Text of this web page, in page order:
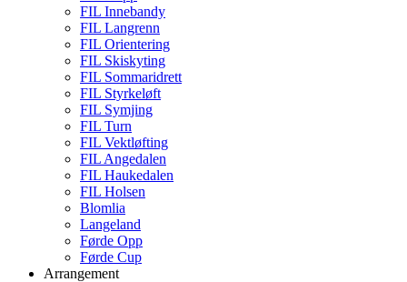
FIL Innebandy
FIL Langrenn
FIL Orientering
FIL Skiskyting
FIL Sommaridrett
FIL Styrkeløft
FIL Symjing
FIL Turn
FIL Vektløfting
FIL Angedalen
FIL Haukedalen
FIL Holsen
Blomlia
Langeland
Førde Opp
Førde Cup
Arrangement